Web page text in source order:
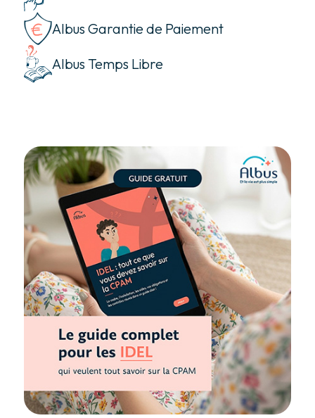
Albus Garantie de Paiement
Albus Temps Libre